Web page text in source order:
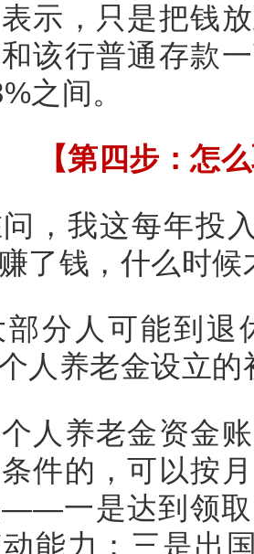
示，只是把钱
该行普通存款
之间。
【第四步：怎
，我这每年投
了钱，什么时候
分人可能到退
人养老金设立的
人养老金资金
件的，可以按
一是达到领取
能力；三是出